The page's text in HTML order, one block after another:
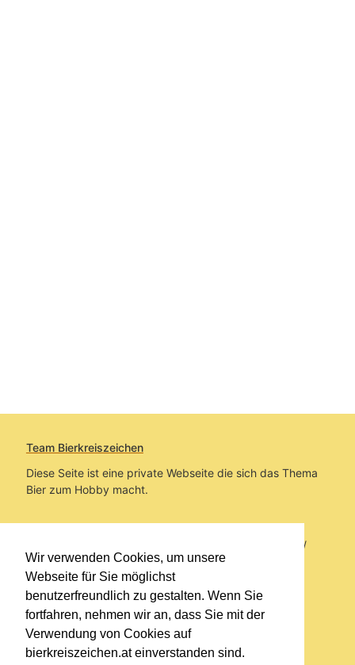
Wir verwenden Cookies, um unsere
Webseite für Sie möglichst
benutzerfreundlich zu gestalten. Wenn Sie
fortfahren, nehmen wir an, dass Sie mit der
Verwendung von Cookies auf
bierkreiszeichen.at einverstanden sind.
Team Bierkreiszeichen
Diese Seite ist eine private Webseite die sich das Thema
Bier zum Hobby macht.
Sie befinden sich auf https://www.bierkreiszeichen.at/
im Pfad:Übers Bier/Bierlokale
Erstellt: 2024-07-12
Links